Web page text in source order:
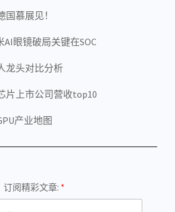
慕展见！
AI眼镜破局关键在SOC
龙头对比分析
片上市公司营收top10
产业地图
阅精彩文章: